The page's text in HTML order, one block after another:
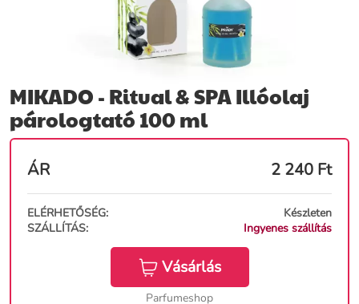
MIKADO - Ritual & SPA Illóolaj
párologtató 100 ml
ÁR 2 240 Ft
ELÉRHETŐSÉG:
Készleten
SZÁLLÍTÁS:
Ingyenes szállítás
Vásárlás
Parfumeshop